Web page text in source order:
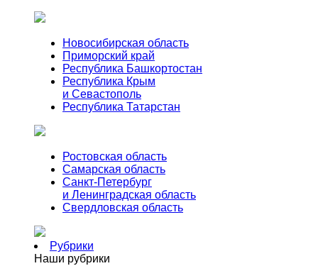
Новосибирская область
Приморский край
Республика Башкортостан
Республика Крым
и Севастополь
Республика Татарстан
Ростовская область
Самарская область
Санкт-Петербург
и Ленинградская область
Свердловская область
Рубрики
Наши рубрики